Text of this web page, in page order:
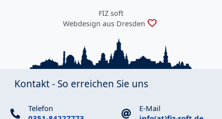
FIZ soft
Webdesign aus Dresden
Kontakt - So erreichen Sie uns
Telefon
E-Mail